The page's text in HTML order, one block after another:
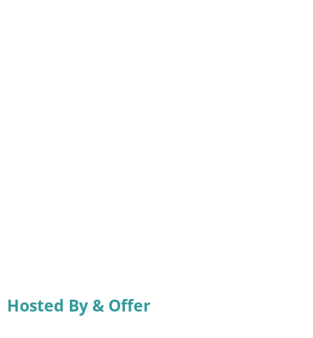
Hosted By & Offer